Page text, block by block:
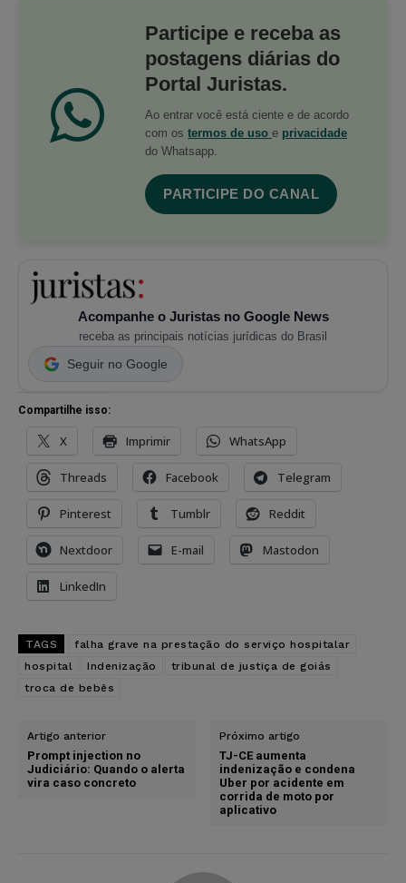
Participe e receba as
postagens diárias do
Portal Juristas.
Ao entrar você está ciente e de acordo
com os termos de uso e privacidade
do Whatsapp.
PARTICIPE DO CANAL
Acompanhe o Juristas no Google News
receba as principais notícias jurídicas do Brasil
Seguir no Google
Compartilhe isso:
X Imprimir WhatsApp
Threads Facebook Telegram
Pinterest Tumblr Reddit
Nextdoor E-mail Mastodon
LinkedIn
TAGS
falha grave na prestação do serviço hospitalar
hospital
Indenização
tribunal de justiça de goiás
troca de bebês
Artigo anterior
Prompt injection no
Judiciário: Quando o alerta
vira caso concreto
Próximo artigo
TJ-CE aumenta
indenização e condena
Uber por acidente em
corrida de moto por
aplicativo